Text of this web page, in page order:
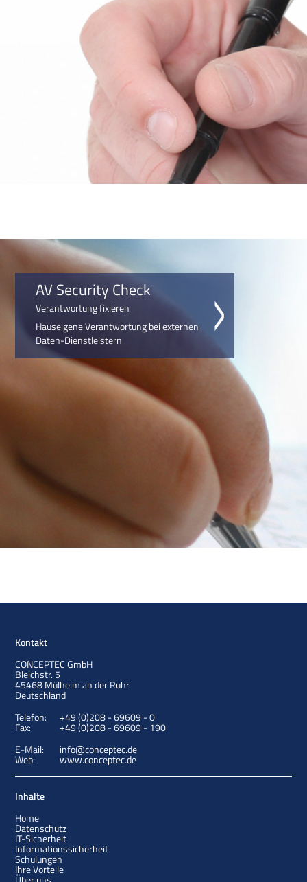
AV Security Check
Verantwortung fixieren
Hauseigene Verantwortung bei externen
Daten-Dienstleistern
Kontakt
CONCEPTEC GmbH
Bleichstr. 5
45468Mülheim an der Ruhr
Deutschland
Telefon:
+49 (0)208 - 69609 - 0
Fax:
+49 (0)208 - 69609 - 190
E-Mail:
info@conceptec.de
Web: www.conceptec.de
Inhalte
Home
Datenschutz
IT-Sicherheit
Informationssicherheit
Schulungen
Ihre Vorteile